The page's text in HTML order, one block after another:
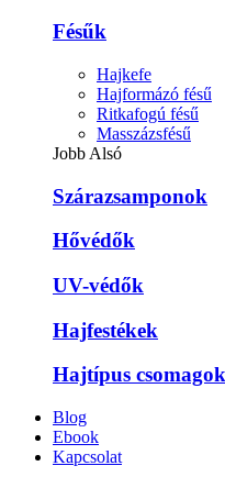
Fésűk
Hajkefe
Hajformázó fésű
Ritkafogú fésű
Masszázsfésű
Jobb Alsó
Szárazsamponok
Hővédők
UV-védők
Hajfestékek
Hajtípus csomagok
Blog
Ebook
Kapcsolat